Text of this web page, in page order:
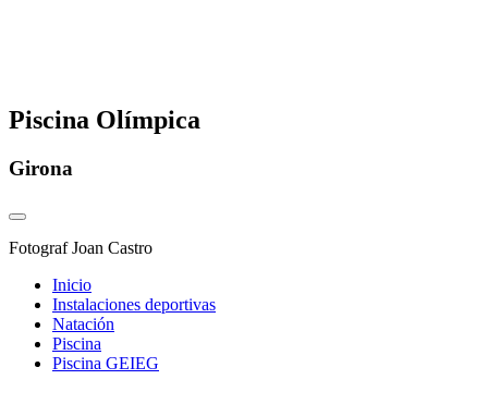
Piscina Olímpica
Girona
FotografJoan Castro
Inicio
Instalaciones deportivas
Natación
Piscina
Piscina GEIEG